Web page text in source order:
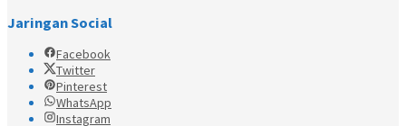
Jaringan Social
Facebook
Twitter
Pinterest
WhatsApp
Instagram